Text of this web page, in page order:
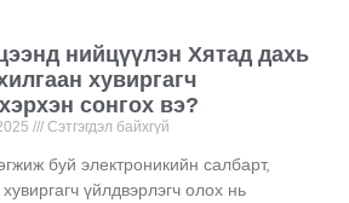
нийцүүлэн Хятад дахь
хувиргагч
сонгох вэ?
Сэтгэгдэл байхгүй
буй электроникийн салбарт,
үйлдвэрлэгч олох нь